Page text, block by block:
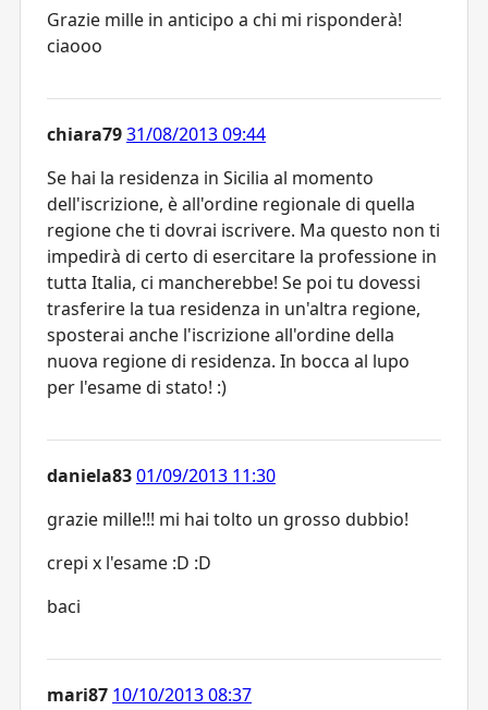
Grazie mille in anticipo a chi mi risponderà!
ciaooo
chiara7931/08/2013 09:44
Se hai la residenza in Sicilia al momento
dell'iscrizione, è all'ordine regionale di quella
regione che ti dovrai iscrivere. Ma questo non ti
impedirà di certo di esercitare la professione in
tutta Italia, ci mancherebbe! Se poi tu dovessi
trasferire la tua residenza in un'altra regione,
sposterai anche l'iscrizione all'ordine della
nuova regione di residenza. In bocca al lupo
per l'esame di stato! :)
daniela8301/09/2013 11:30
grazie mille!!! mi hai tolto un grosso dubbio!
crepi x l'esame :D :D
baci
mari87 10/10/2013 08:37